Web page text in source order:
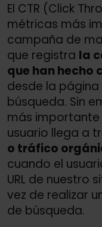
El CTR (Click
métricas más
campaña de
que registra la
que han hecho
desde la
búsqueda. Sin
más importante
usuario llega a
o tráfico
cuando el
URL de nuestro
vez de realizar
de búsqueda.